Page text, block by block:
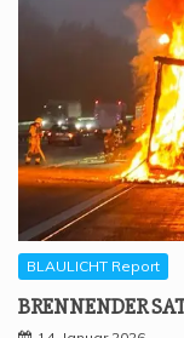
BLAULICHT Report
BREN­NEN­DER